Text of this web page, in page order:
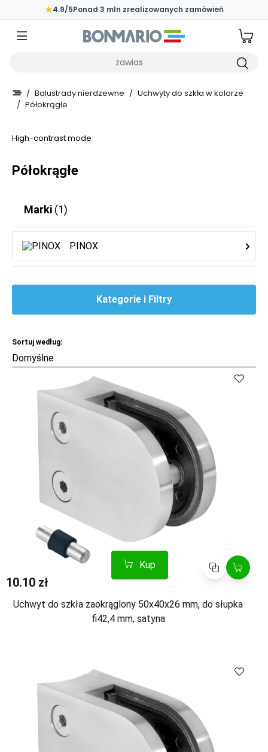
Przejdź do głównej zawartości strony
★4.9/5Ponad 3 mln zrealizowanych zamówień
/ Balustrady nierdzewne / Uchwyty do szkła w kolorze
/ Półokrągłe
High-contrast mode
Półokrągłe
Marki (1)
PINOX
Kategorie i Filtry
Sortuj według:
Kup Porównaj
Kup Porównaj
10.10 zł
Uchwyt do szkła zaokrąglony 50x40x26 mm, do słupka
fi42,4 mm, satyna